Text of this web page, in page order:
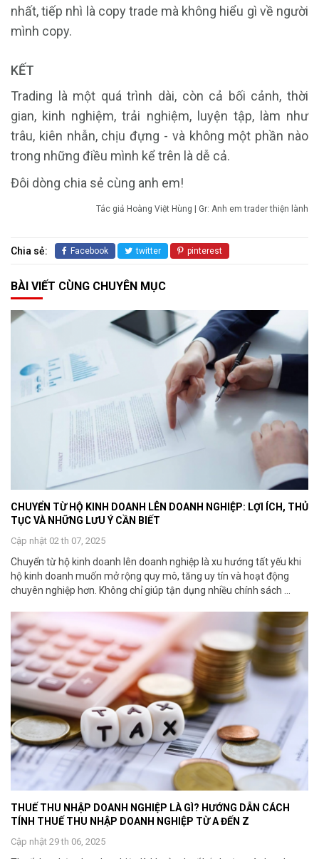
nhất, tiếp nhì là copy trade mà không hiểu gì về người
mình copy.
KẾT
Trading là một quá trình dài, còn cả bối cảnh, thời
gian, kinh nghiệm, trải nghiệm, luyện tập, làm như
trâu, kiên nhẫn, chịu đựng - và không một phần nào
trong những điều mình kể trên là dễ cả.
Đôi dòng chia sẻ cùng anh em!
Tác giả Hoàng Việt Hùng | Gr: Anh em trader thiện lành
Chia sẻ: Facebook twitter pinterest
BÀI VIẾT CÙNG CHUYÊN MỤC
CHUYỂN TỪ HỘ KINH DOANH LÊN DOANH NGHIỆP: LỢI ÍCH, THỦ
TỤC VÀ NHỮNG LƯU Ý CẦN BIẾT
Cập nhật 02 th 07, 2025
Chuyển từ hộ kinh doanh lên doanh nghiệp là xu hướng tất yếu khi
hộ kinh doanh muốn mở rộng quy mô, tăng uy tín và hoạt động
chuyên nghiệp hơn. Không chỉ giúp tận dụng nhiều chính sách ...
THUẾ THU NHẬP DOANH NGHIỆP LÀ GÌ? HƯỚNG DẪN CÁCH
TÍNH THUẾ THU NHẬP DOANH NGHIỆP TỪ A ĐẾN Z
Cập nhật 29 th 06, 2025